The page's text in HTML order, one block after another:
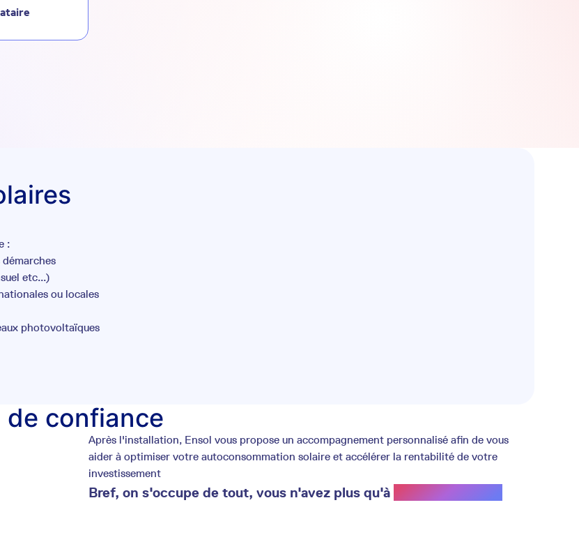
:
etc...)
ou locales
photovoltaïques
de confiance
Après l'installation, Ensol vous propose un accompagnement personnalisé afin de vous
aider à optimiser votre autoconsommation solaire et accélérer la rentabilité de votre
investissement
Bref, on s'occupe de tout, vous n'avez plus qu'à profiter du soleil.